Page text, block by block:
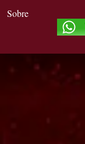
Sobre